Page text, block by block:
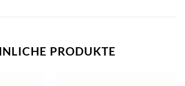
PRODUKTE